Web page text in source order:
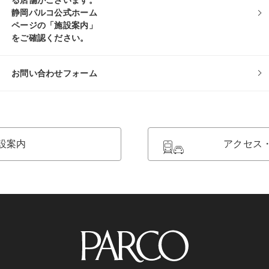
静岡パルコ公式ホーム
ページの「施設案内」
をご確認ください。
お問い合わせフォーム
案内 アクセス